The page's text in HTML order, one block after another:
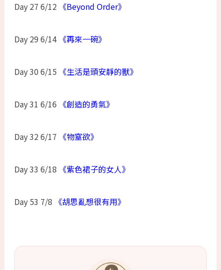
Day 27 6/12 《Beyond Order》
Day 29 6/14 《再來一碗》
Day 30 6/15 《生活是頭安靜的獸》
Day 31 6/16 《創造的勇氣》
Day 32 6/17 《物窒欲》
Day 33 6/18 《紫色裙子的女人》
Day 53 7/8 《胡思亂想很有用》